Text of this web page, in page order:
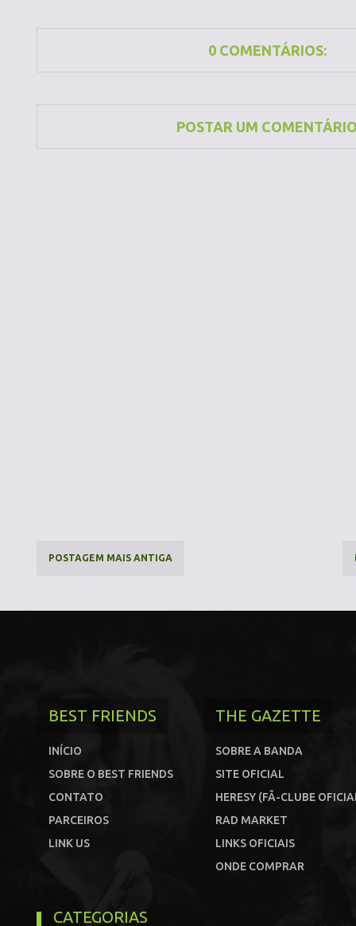
0 COMENTÁRIOS:
POSTAR UM
POSTAGEM MAIS ANTIGA
BEST FRIENDS
INÍCIO
SOBRE O BEST FRIENDS
CONTATO
PARCEIROS
LINK US
THE GAZETTE
SOBRE A BANDA
SITE OFICIAL
HERESY (FÃ-CLUBE
RAD MARKET
LINKS OFICIAIS
ONDE COMPRAR
CATEGORIAS